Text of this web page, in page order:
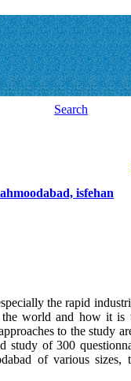
Search
isfehan
the rapid
the world and how it is
to the study
study of 300
of various sizes,